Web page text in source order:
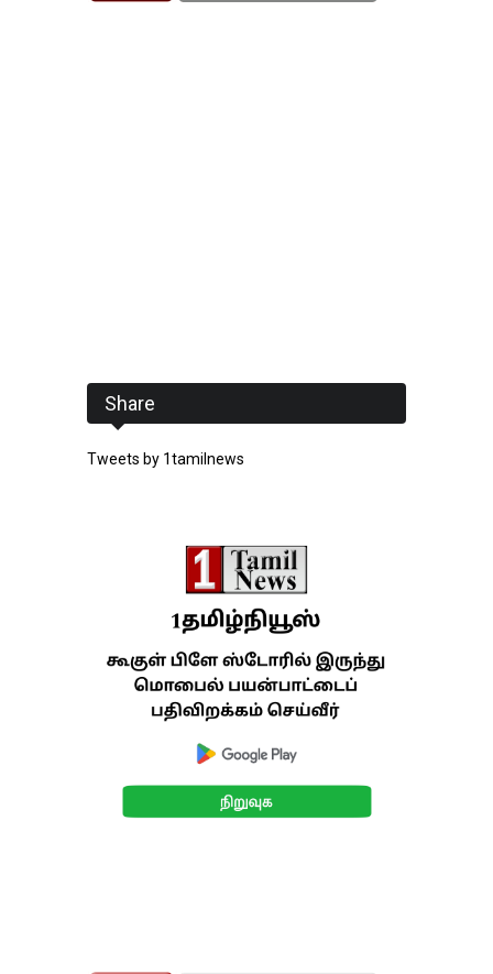
Share
Tweets by 1tamilnews